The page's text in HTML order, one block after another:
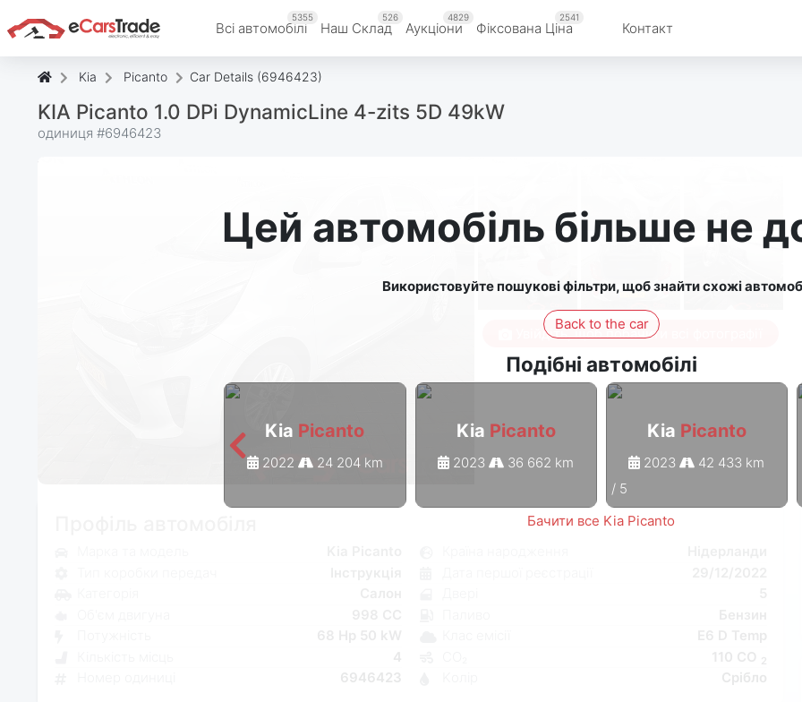
Всі автомобілі
5355
Наш Склад
526
Аукціони
4829
Фіксована Ціна
2541
Контакт
Kia Picanto Car Details (6946423)
KIA Picanto 1.0 DPi DynamicLine 4-zits 5D 49kW
одиниця #6946423
Цей автомобіль більше не
Використовуйте пошукові фільтри, щоб знайти схожі
Back to the car
Подібні автомобілі
Kia Picanto
2022 24 204 km
Kia Picanto
2023 36 662 km
Kia Picanto
2023 42 433 km
/ 5
Бачити все Kia Picanto
Увійдіть, щоб побачити всі фотографії
6946423 Срібло